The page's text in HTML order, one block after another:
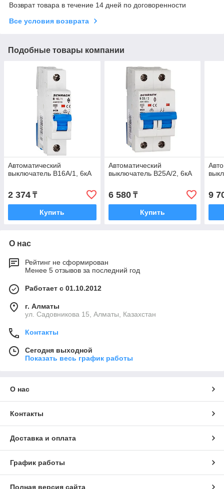
Возврат товара в течение 14 дней по договоренности
Все условия возврата
Подобные товары компании
Автоматический
выключатель B16А/1, 6кА
2 374 ₸
Купить
Автоматический
выключатель B25А/2, 6кА
6 580₸
Купить
9
О нас
Рейтинг не сформирован
Менее 5 отзывов за последний год
Работает с 01.10.2012
г. Алматы
ул. Садовникова 15, Алматы, Казахстан
Контакты
Сегодня выходной
Показать весь график работы
О нас
Контакты
Доставка и оплата
График работы
Полная версия сайта